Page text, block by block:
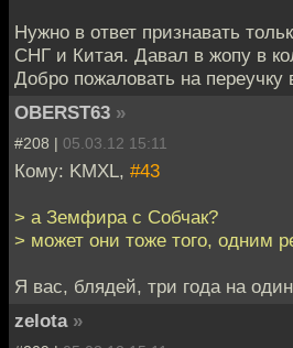
Нужно в ответ признавать
СНГ и Китая. Давал в жопу в
Добро пожаловать на
OBERST63 »
#208 | 05.03.12 15:11
Кому: KMXL, #43
> а Земфира с Собчак?
> может они тоже того, одним
Я вас, блядей, три года на
zelota »